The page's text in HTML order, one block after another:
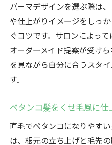
メンズパーマでつ
上げ
ボリューム感を持
ペタンコ髪におす
類
メンズパーマで実
高崎で注目のくせ
直毛からくせ毛風
パーマデザインを選ぶ際は
や仕上がりイメージをしっ
ぐコツです。サロンによっ
オーダーメイド提案が受け
を見ながら自分に合うスタ
す。
ペタンコ髪をくせ毛風に仕
直毛でペタンコになりやす
は、根元の立ち上げと毛先